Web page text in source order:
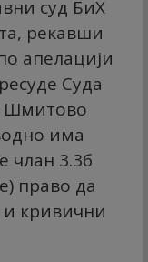
суд БиХ
рекавши
апелацији
Суда
Шмитово
има
члан 3.3б
право да
и кривични